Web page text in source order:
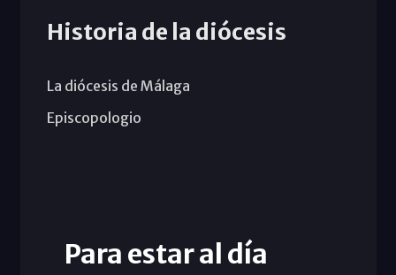
Historia de la diócesis
La diócesis de Málaga
Episcopologio
Para estar al día